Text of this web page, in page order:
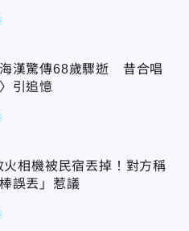
海漢驚傳68歲驟逝 昔合唱
引追憶
相機被民宿丟掉！對方稱
誤丟」惹議